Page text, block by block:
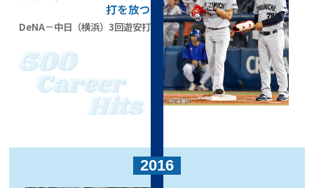
打を放つ
DeNA－中日（横浜）3回遊安打
2016